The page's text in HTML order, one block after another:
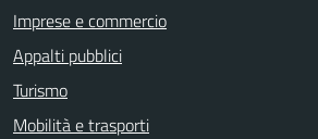
Imprese e commercio
Appalti pubblici
Turismo
Mobilità e trasporti